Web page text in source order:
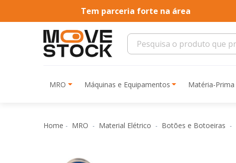
Tem parceria forte na área
MRO Máquinas e Equipamentos Matéria-Prima
Home MRO Material Elétrico Botões e Botoeiras